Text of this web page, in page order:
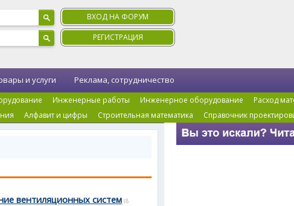
ВХОД НА ФОРУМ
РЕГИСТРАЦИЯ
Инженерные работы Инженерное оборудование
Расход
Алфавит и цифры Строительная математика Справочник
и услуги Реклама, сотрудничество
вентиляционных систем (8